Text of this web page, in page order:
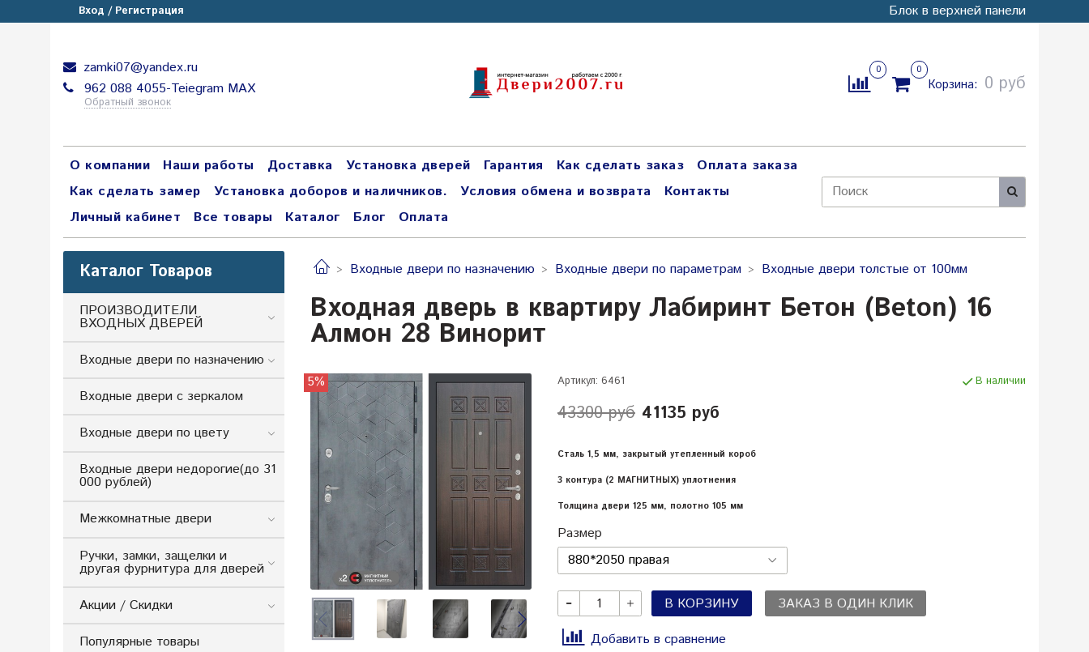
Вход / Регистрация Блок в верхней панели
zamki07@yandex.ru
962 088 4055-Teiegram МАХ
Обратный звонок
0 0
Корзина: 0 руб
О компании Наши работы Доставка Установка дверей Гарантия Как сделать заказ
Оплата заказа
Как сделать замер
Установка доборов и наличников. Условия обмена и возврата
Контакты
Личный кабинет
Все товары Каталог Блог Оплата
Входные двери по назначению Входные двери по параметрам Входные двери толстые от 100мм
Входная дверь в квартиру Лабиринт Бетон (Beton) 16
Алмон 28 Винорит
5% Артикул: 6461 В наличии
43300 руб 41135 руб
Сталь 1,5 мм, закрытый утепленный короб
3 контура (2 МАГНИТНЫХ) уплотнения
Толщина двери 125 мм, полотно 105 мм
Размер
В КОРЗИНУ
ЗАКАЗ В ОДИН КЛИК
Добавить в сравнение
Каталог Товаров
ПРОИЗВОДИТЕЛИ
ВХОДНЫХ ДВЕРЕЙ
Входные двери по назначению
Входные двери с зеркалом
Входные двери по цвету
Входные двери недорогие(до 31
000 рублей)
Межкомнатные двери
Ручки, замки, защелки и
другая фурнитура для дверей
Акции / Скидки
Популярные товары